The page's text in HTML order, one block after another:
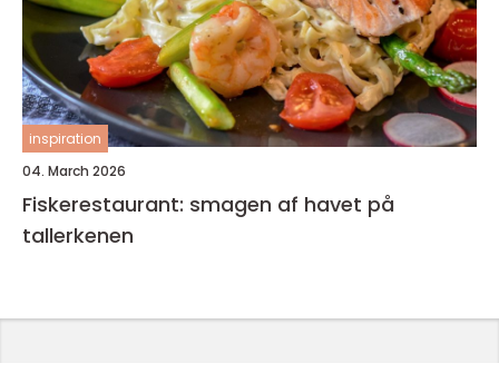
inspiration
04. March 2026
Fiskerestaurant: smagen af havet på
tallerkenen